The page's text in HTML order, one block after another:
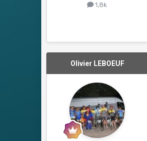
1,8k
Olivier LEBOEUF